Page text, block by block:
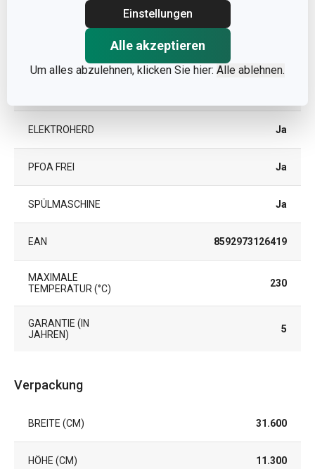
Einstellungen
Alle akzeptieren
Um alles abzulehnen, klicken Sie hier: Alle ablehnen.
ELEKTROHERD Ja
PFOA FREI Ja
SPÜLMASCHINE Ja
EAN 8592973126419
MAXIMALE
TEMPERATUR (°C)
230
GARANTIE (IN
JAHREN)
5
Verpackung
BREITE (CM) 31.600
HÖHE (CM) 11.300